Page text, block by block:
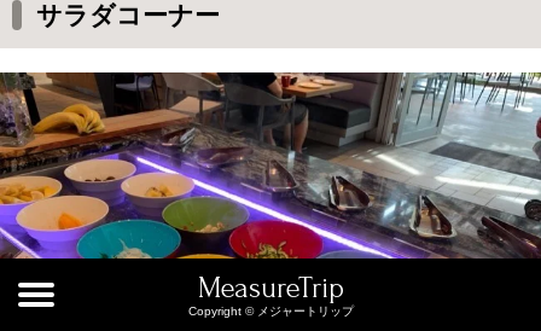
サラダコーナー
MeasureTrip
Copyright © メジャートリップ